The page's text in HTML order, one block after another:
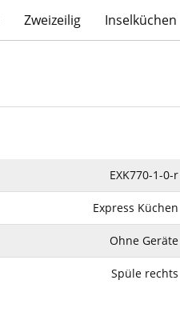
Zweizeilig Inselküchen
EXK770-1-0-r
Express Küchen
Ohne Geräte
Spüle rechts